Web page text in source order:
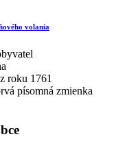
volania
roku 1761
písomná zmienka